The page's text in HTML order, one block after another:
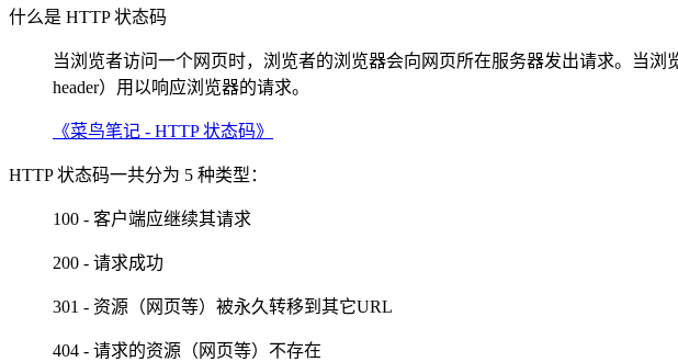
什么是 HTTP 状态码
当浏览者访问一个网页时，浏览者的浏览器会向网页所在服务器发出请求。当
header）用以响应浏览器的请求。
《菜鸟笔记 - HTTP 状态码》
HTTP 状态码一共分为 5 种类型：
100 - 客户端应继续其请求
200 - 请求成功
301 - 资源（网页等）被永久转移到其它URL
404 - 请求的资源（网页等）不存在